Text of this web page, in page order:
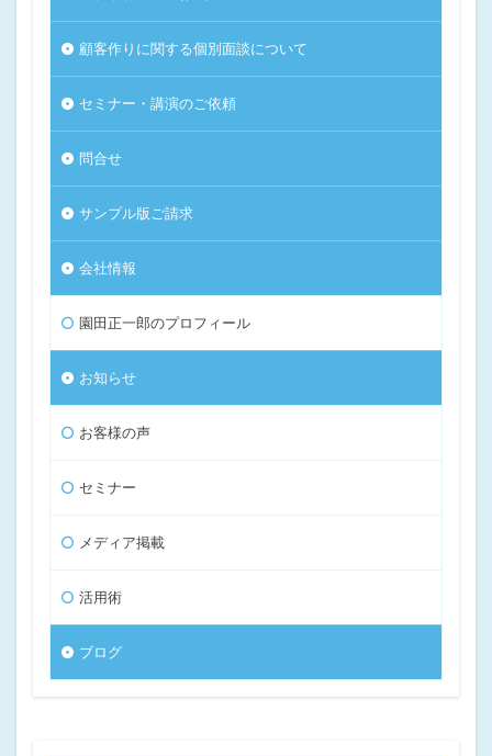
顧客作りに関する個別面談について
セミナー・講演のご依頼
問合せ
サンプル版ご請求
会社情報
園田正一郎のプロフィール
お知らせ
お客様の声
セミナー
メディア掲載
活用術
ブログ